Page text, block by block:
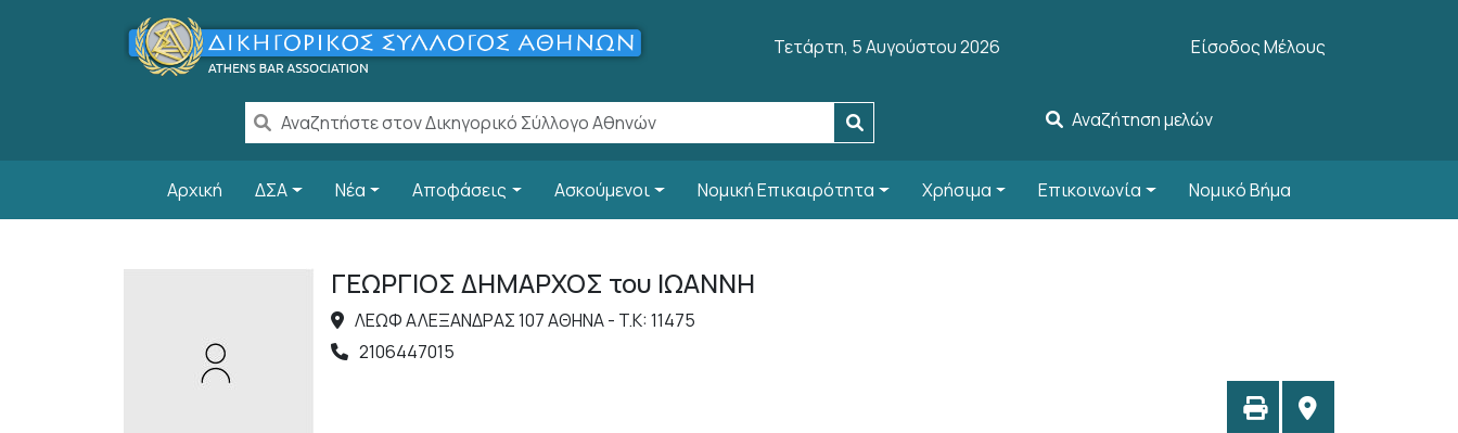
Παράκαμψη προς το κυρίως περιεχόμενο
Τετάρτη, 5 Αυγούστου 2026
User account menu
Είσοδος Μέλους
Αναζήτηση μελών
Αρχική ΔΣΑ Νέα Αποφάσεις Ασκούμενοι Νομική Επικαιρότητα Χρήσιμα Επικοινωνία Νομικό Βήμα
ΓΕΩΡΓΙΟΣ ΔΗΜΑΡΧΟΣ του ΙΩΑΝΝΗ
ΛΕΩΦ ΑΛΕΞΑΝΔΡΑΣ 107 ΑΘΗΝΑ - T.K: 11475
2106447015